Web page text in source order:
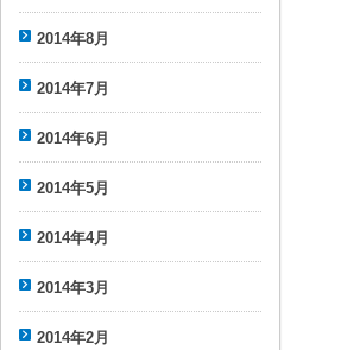
2014年8月
2014年7月
2014年6月
2014年5月
2014年4月
2014年3月
2014年2月